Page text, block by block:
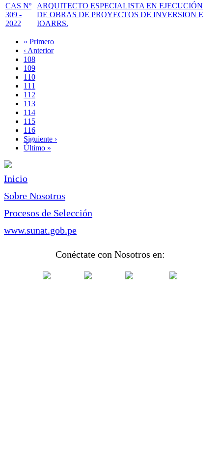
CAS Nº
309 -
2022
ARQUITECTO ESPECIALISTA EN EJECUCIÓN
DE OBRAS DE PROYECTOS DE INVERSION E
IOARRS.
Paginación
Primera
página
« Primero
Página
anterior
‹ Anterior
Page
108
Page
109
Page
110
Page
111
Página
actual
112
Page
113
Page
114
Page
115
Page
116
Siguiente
página
Siguiente ›
Última
Último »
Inicio
Sobre Nosotros
Procesos de Selección
www.sunat.gob.pe
Conéctate con Nosotros en: